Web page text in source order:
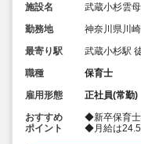
施設名
武蔵小杉雲
勤務地
神奈川県川
最寄り駅
武蔵小杉駅
職種
保育士
雇用形態
正社員(常勤)
おすすめ
ポイント
◆新卒保育士
◆月給は